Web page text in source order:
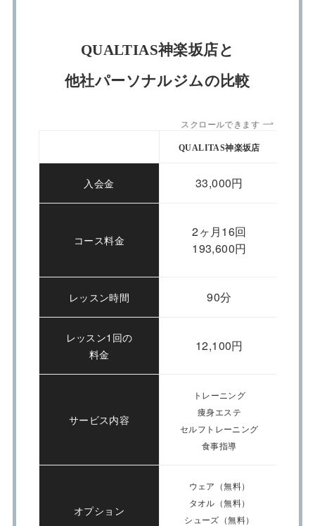
QUALTIAS神楽坂店と
他社パーソナルジムの比較
スクロールできます
QUALITAS神楽坂店
入会金 33,000円
コース料金
2ヶ月16回
193,600円
レッスン時間 90分
レッスン1回の
料金
12,100円
サービス内容
トレーニング
痩身エステ
セルフトレーニング
食事指導
オプション
ウェア（無料）
タオル（無料）
シューズ（無料）